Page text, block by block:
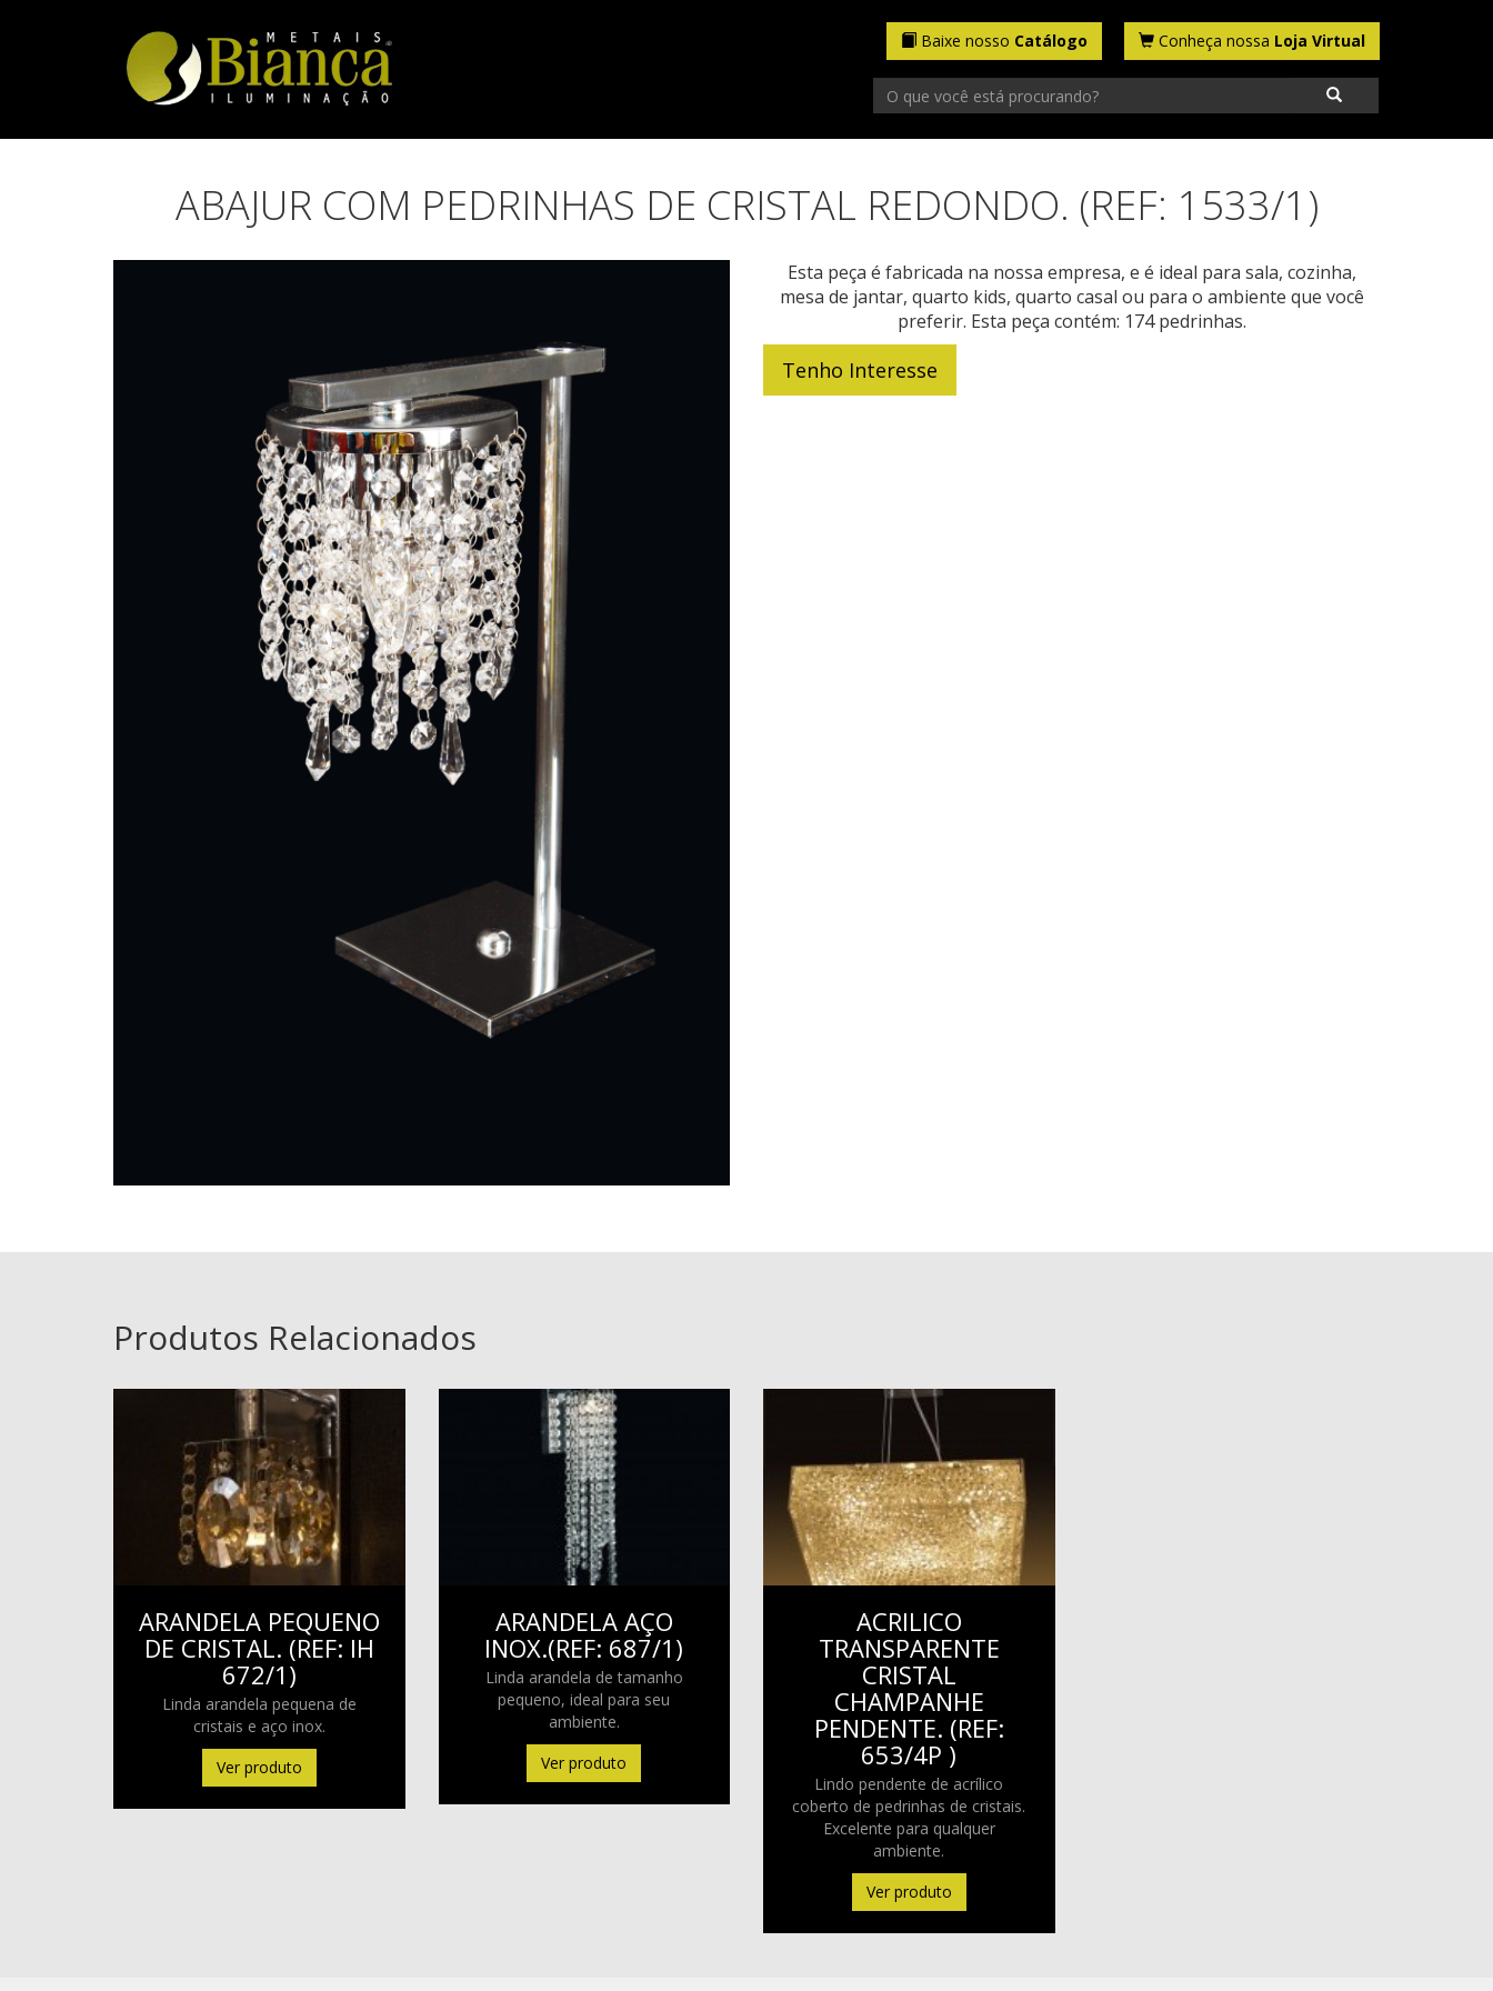
Conheça nossa Loja Virtual
Baixe nosso Catálogo
ABAJUR COM PEDRINHAS DE CRISTAL REDONDO. (REF: 1533/1)
Esta peça é fabricada na nossa empresa, e é ideal para sala, cozinha,
mesa de jantar, quarto kids, quarto casal ou para o ambiente que você
preferir. Esta peça contém: 174 pedrinhas.
Tenho Interesse
Produtos Relacionados
ARANDELA PEQUENO
DE CRISTAL. (REF: IH
672/1)
Linda arandela pequena de
cristais e aço inox.
Ver produto
ARANDELA AÇO
INOX.(REF: 687/1)
Linda arandela de tamanho
pequeno, ideal para seu
ambiente.
Ver produto
ACRILICO
TRANSPARENTE
CRISTAL
CHAMPANHE
PENDENTE. (REF:
653/4P )
Lindo pendente de acrílico
coberto de pedrinhas de cristais.
Excelente para qualquer
ambiente.
Ver produto